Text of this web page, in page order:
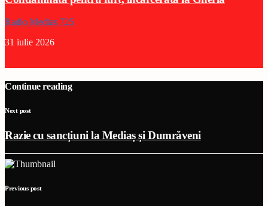
Radio Medias 725
31 iulie 2026
Continue reading
Next post
Razie cu sancțiuni la Mediaș și Dumrăveni
Previous post